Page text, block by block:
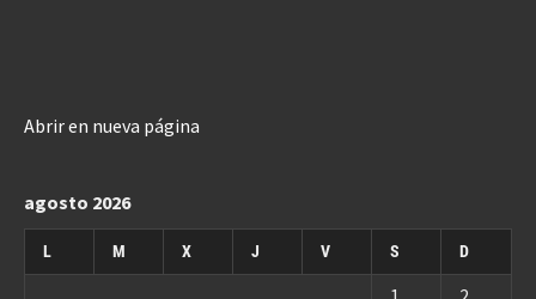
Abrir en nueva página
agosto 2026
L M X J V S D